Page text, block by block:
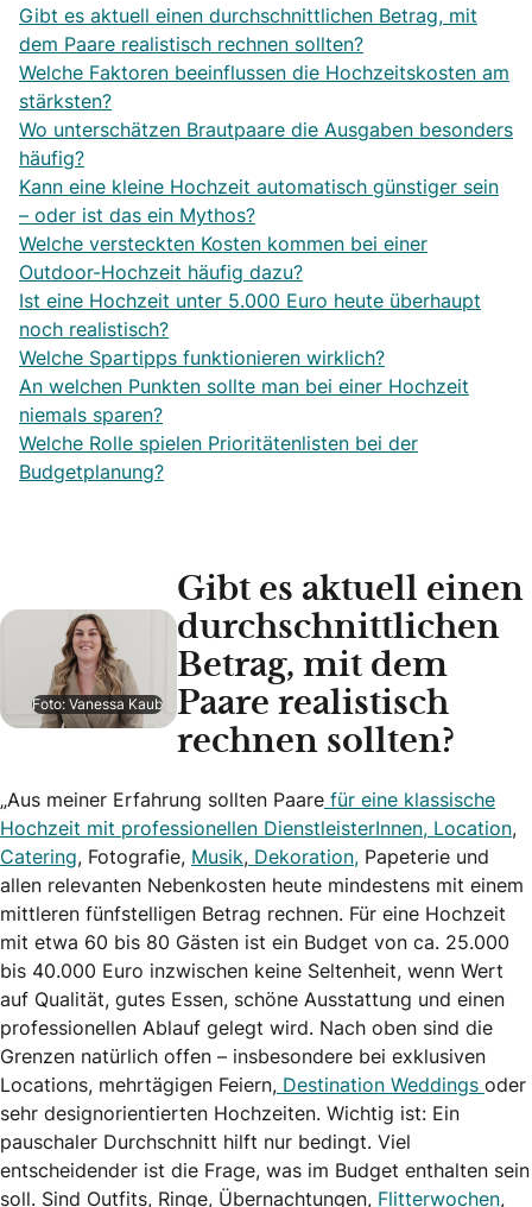
Gibt es aktuell einen durchschnittlichen Betrag, mit
dem Paare realistisch rechnen sollten?
Welche Faktoren beeinflussen die Hochzeitskosten am
stärksten?
Wo unterschätzen Brautpaare die Ausgaben besonders
häufig?
Kann eine kleine Hochzeit automatisch günstiger sein
– oder ist das ein Mythos?
Welche versteckten Kosten kommen bei einer
Outdoor-Hochzeit häufig dazu?
Ist eine Hochzeit unter 5.000 Euro heute überhaupt
noch realistisch?
Welche Spartipps funktionieren wirklich?
An welchen Punkten sollte man bei einer Hochzeit
niemals sparen?
Welche Rolle spielen Prioritätenlisten bei der
Budgetplanung?
Foto: Vanessa Kaub
Gibt es aktuell einen
durchschnittlichen
Betrag, mit dem
Paare realistisch
rechnen sollten?
„Aus meiner Erfahrung sollten Paare für eine klassische
Hochzeit mit professionellen DienstleisterInnen, Location,
Catering, Fotografie, Musik, Dekoration, Papeterie und
allen relevanten Nebenkosten heute mindestens mit einem
mittleren fünfstelligen Betrag rechnen. Für eine Hochzeit
mit etwa 60 bis 80 Gästen ist ein Budget von ca. 25.000
bis 40.000 Euro inzwischen keine Seltenheit, wenn Wert
auf Qualität, gutes Essen, schöne Ausstattung und einen
professionellen Ablauf gelegt wird. Nach oben sind die
Grenzen natürlich offen – insbesondere bei exklusiven
Locations, mehrtägigen Feiern, Destination Weddings oder
sehr designorientierten Hochzeiten. Wichtig ist: Ein
pauschaler Durchschnitt hilft nur bedingt. Viel
entscheidender ist die Frage, was im Budget enthalten sein
soll. Sind Outfits, Ringe, Übernachtungen, Flitterwochen,